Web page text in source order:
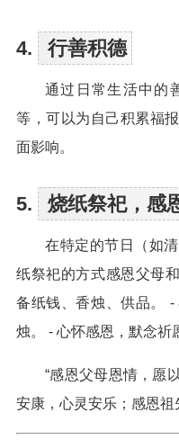
4. 行善积德
通过日常生活中的
等，可以为自己积累福
面影响。
5. 烧纸祭祀，感
在特定的节日（如清
纸祭祀的方式感恩父母
备纸钱、香烛、供品。
烛。 - 心怀感恩，默念祈
“感恩父母恩情，愿
安康，心灵安乐；感恩祖